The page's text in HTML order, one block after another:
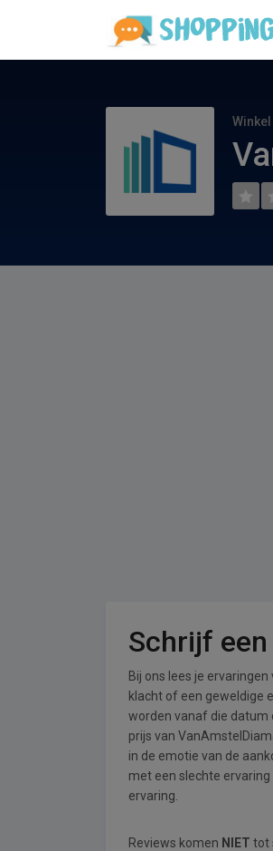
Schrijf
Bij ons lees je
klacht of een geweldige
worden vanaf die datum
prijs van
in de emotie van de
met een slechte
ervaring.
Reviews komen NIET tot